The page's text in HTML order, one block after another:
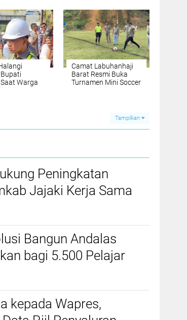
Gratis
Warga
Camat Labuhanhaji
Barat Resmi Buka
Turnamen Mini Soccer
Tampilkan
Peningkatan
Jajaki Kerja Sama
Bangun Andalas
bagi 5.500 Pelajar
kepada Wapres,